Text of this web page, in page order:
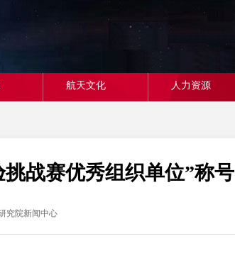
航天文化 人力资源
战赛优秀组织单位”称号
究院新闻中心